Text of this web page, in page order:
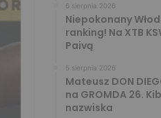
6 sierpnia 2026
Niepokonany
ranking! Na XTB
Paivą
5 sierpnia 2026
Mateusz DON
na GROMDA 26.
nazwiska